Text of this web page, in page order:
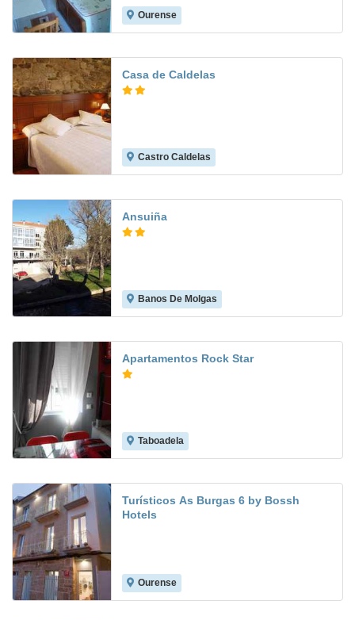
Ourense
Casa de Caldelas
Castro Caldelas
Ansuiña
Banos De Molgas
Apartamentos Rock Star
Taboadela
Turísticos As Burgas 6 by Bossh
Hotels
Ourense